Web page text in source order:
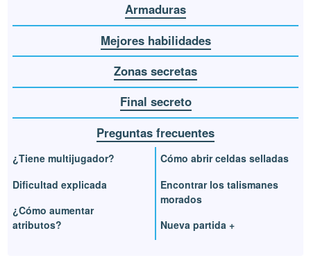
Armaduras
Mejores habilidades
Zonas secretas
Final secreto
Preguntas frecuentes
¿Tiene multijugador?
Dificultad explicada
¿Cómo aumentar
atributos?
Cómo abrir celdas selladas
Encontrar los talismanes
morados
Nueva partida +